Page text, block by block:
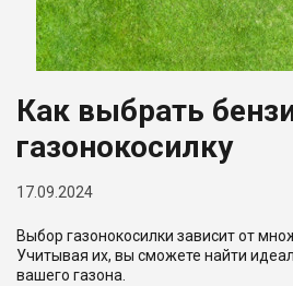
Как выбрать
газонокосилку
17.09.2024
Выбор газонокосилки зависит от
Учитывая их, вы сможете найти
вашего газона.